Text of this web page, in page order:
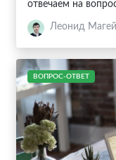
отвечаем на
Леонид Магей
ВОПРОС-ОТВЕТ